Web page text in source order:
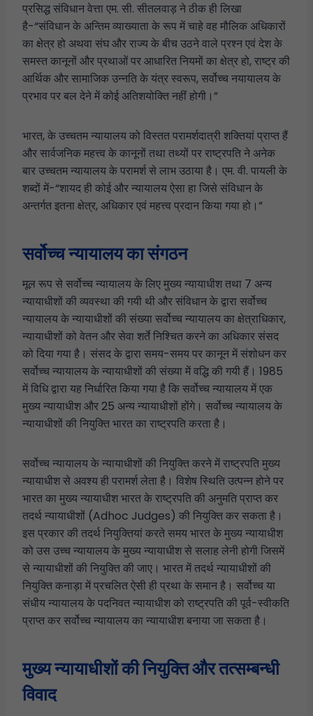
प्रसिद्ध संविधान वेत्ता एम. सी. सीतलवाड़ ने ठीक ही लिखा
है-“संविधान के अन्तिम व्याख्याता के रूप में चाहे वह मौलिक अधिकारों
का क्षेत्र हो अथवा संघ और राज्य के बीच उठने वाले प्रश्न एवं देश के
समस्त कानूनों और प्रथाओं पर आधारित नियमों का क्षेत्र हो, राष्ट्र की
आर्थिक और सामाजिक उन्नति के यंत्र स्वरूप, सर्वोच्च नयायालय के
प्रभाव पर बल देने में कोई अतिशयोक्ति नहीं होगी।”
भारत, के उच्चतम न्यायालय को विस्तत परामर्शदात्री शक्तियां प्राप्त हैं
और सार्वजनिक महत्त्व के कानूनों तथा तथ्यों पर राष्ट्रपति ने अनेक
बार उच्चतम न्यायालय के परामर्श से लाभ उठाया है। एम. वी. पायली के
शब्दों में-“शायद ही कोई और न्यायालय ऐसा हा जिसे संविधान के
अन्तर्गत इतना क्षेत्र, अधिकार एवं महत्त्व प्रदान किया गया हो।”
सर्वोच्च न्यायालय का संगठन
मूल रूप से सर्वोच्च न्यायालय के लिए मुख्य न्यायाधीश तथा 7 अन्य
न्यायाधीशों की व्यवस्था की गयी थी और संविधान के द्वारा सर्वोच्च
न्यायालय के न्यायाधीशों की संख्या सर्वोच्च न्यायालय का क्षेत्राधिकार,
न्यायाधीशों को वेतन और सेवा शर्ते निश्चित करने का अधिकार संसद
को दिया गया है। संसद के द्वारा समय-समय पर कानून में संशोधन कर
सर्वोच्च न्यायालय के न्यायाधीशों की संख्या में वद्धि की गयी हैं। 1985
में विधि द्वारा यह निर्धारित किया गया है कि सर्वोच्च न्यायालय में एक
मुख्य न्यायाधीश और 25 अन्य न्यायाधीशों होंगे। सर्वोच्च न्यायालय के
न्यायाधीशों की नियुक्ति भारत का राष्ट्रपति करता है।
सर्वोच्च न्यायालय के न्यायाधीशों की नियुक्ति करने में राष्ट्रपति मुख्य
न्यायाधीश से अवश्य ही परामर्श लेता है। विशेष स्थिति उत्पन्न होने पर
भारत का मुख्य न्यायाधीश भारत के राष्ट्रपति की अनुमति प्राप्त कर
तदर्थ न्यायाधीशों (Adhoc Judges) की नियुक्ति कर सकता है।
इस प्रकार की तदर्थ नियुक्तियां करते समय भारत के मुख्य न्यायाधीश
को उस उच्च न्यायालय के मुख्य न्यायाधीश से सलाह लेनी होगी जिसमें
से न्यायाधीशों की नियुक्ति की जाए। भारत में तदर्थ न्यायाधीशों की
नियुक्ति कनाड़ा में प्रचलित ऐसी ही प्रथा के समान है। सर्वोच्च या
संधीय न्यायालय के पदनिवत न्यायाधीश को राष्ट्रपति की पूर्व-स्वीकति
प्राप्त कर सर्वोच्च न्यायालय का न्यायाधीश बनाया जा सकता है।
मुख्य न्यायाधीशों की नियुक्ति और तत्सम्बन्धी
विवाद